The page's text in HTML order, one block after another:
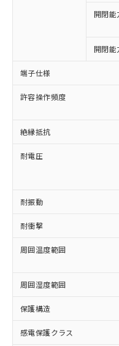
開閉能
開閉能
端子仕様
許容操作頻度
絶縁抵抗
耐電圧
耐振動
耐衝撃
周囲温度範囲
周囲湿度範囲
保護構造
感電保護クラス
商品の当
(税抜)を
当社制御
本サービ
ことをご
在庫状況
記載して
タに基づ
覧された
準価格と
正式な納
様のお取
ムロン制
オムロン
販
在庫状況
事前の承
示しない
マイパー
ビス）を
メンバー
あります。
非含有の対応状
非該当品：ライ
害物質有無と関
いたものが、含
むを得ず変更す
鉛(Pb) 1000ppm以
六価クロム(Cr(Ⅵ))
類(PBB) 1000ppm
(PBDE) 1000ppm以
ル) (DEHP)(別名：
ルベンジル（BBP）
（DBP） 1000ppm
但し、RoHS指令で
図的な使用がないこ
部品在庫の切り
月が前後するこ
「○」：最大均
基準値以下であ
「×」：最大均
基準値を超えて
「－」：未確認
い合わせください
*中国RoHS10物質の
Pb(鉛) :1000ppm、
ム) : 100ppm、
Cr(Ⅵ)(六価クロム) :
ニル類) : 1000ppm
DBP(フタル酸ジブチ
イソブチル) :
DEHP(フタル酸ビ
「ｅ」：有害物
準値以下である
「10」：通常の
質が外部に漏え
及ぼさない年数
「－」：未確認
当社は、
為替およ
（以下｢
または国
国政府の
可)を取得
当社は規
全に破砕
いよう必
当社は貴
ル、化学
武器並び
当社は、
場合は、
該第三者
販売先お
法に輸出
り引きを
一定
一定
在庫
いて
たは
機器
受注
情報